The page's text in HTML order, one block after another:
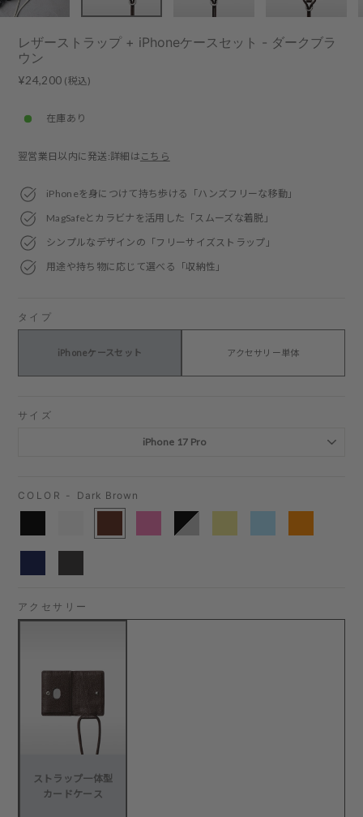
レザーストラップ + iPhoneケースセット - ダークブラ
ウン
Regular
¥24,200 (税込)
在庫あり
翌営業日以内に発送:詳細は こちら
iPhoneを身につけて持ち歩ける「ハンズフリーな移動」
MagSafeとカラビナを活用した「スムーズな着脱」
シンプルなデザインの「フリーサイズストラップ」
用途や持ち物に応じて選べる「収納性」
タイプ
iPhoneケースセット アクセサリー単体
サイズ
COLOR - Dark Brown
アクセサリー
ストラップ一体型
カードケース